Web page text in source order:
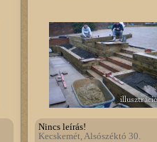
illusztráció
Nincs leírás!
Kecskemét, Alsószéktó 30.